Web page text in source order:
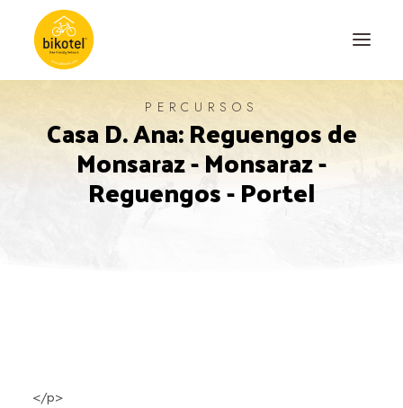
SOBRE NÓS
DESTINOS
ALOJAMENTOS
PERCURSOS
Casa D. Ana: Reguengos de
Monsaraz - Monsaraz -
Reguengos - Portel
</p>